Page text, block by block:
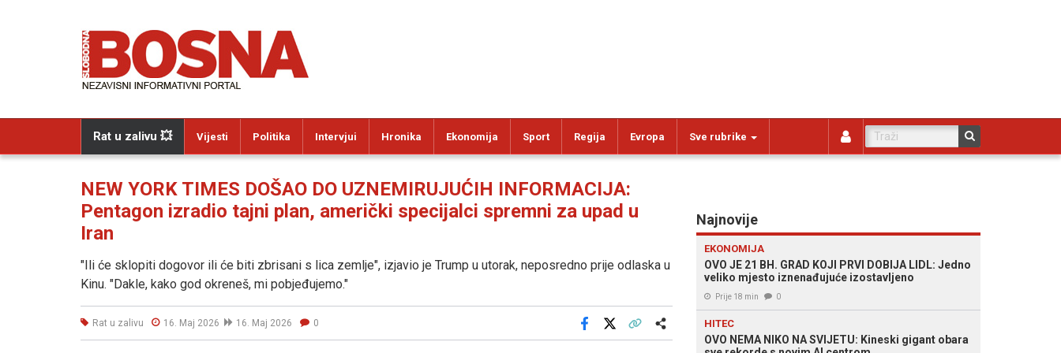
Rat u zalivu 💥 Vijesti Politika Intervjui Hronika Ekonomija Sport Regija Evropa Sve rubrike
NEW YORK TIMES DOŠAO DO UZNEMIRUJUĆIH INFORMACIJA:
Pentagon izradio tajni plan, američki specijalci spremni za upad u
Iran
"Ili će sklopiti dogovor ili će biti zbrisani s lica zemlje", izjavio je Trump u utorak, neposredno prije odlaska u
Kinu. "Dakle, kako god okreneš, mi pobjeđujemo."
Rat u zalivu 16. Maj 2026 16. Maj 2026 0
Facebook
Najnovije
EKONOMIJA
OVO JE 21 BH. GRAD KOJI PRVI DOBIJA LIDL: Jedno
veliko mjesto iznenađujuće izostavljeno
Prije 18 min 0
HITEC
OVO NEMA NIKO NA SVIJETU: Kineski gigant obara